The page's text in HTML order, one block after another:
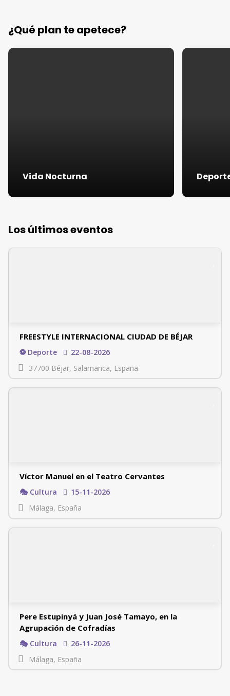
¿Qué plan te apetece?
Vida Nocturna
Los últimos eventos
FREESTYLE INTERNACIONAL CIUDAD DE BÉJAR
⚽ Deporte
22-08-2026
37700 Béjar, Salamanca, España
Víctor Manuel en el Teatro Cervantes
🎭 Cultura
15-11-2026
Málaga, España
Pere Estupinyá y Juan José Tamayo, en la
Agrupación de Cofradías
🎭 Cultura
26-11-2026
Málaga, España